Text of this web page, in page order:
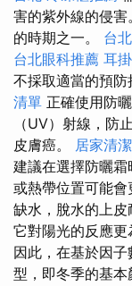
害的紫外線的侵
的時期之一。 台
台北眼科推薦 耳
不採取適當的預防
清單 正確使用防
（UV）射線，防
皮膚癌。 居家清
建議在選擇防曬
或熱帶位置可能會
缺水，脫水的上
它對陽光的反應更
因此，在基於因
型，即冬季的基